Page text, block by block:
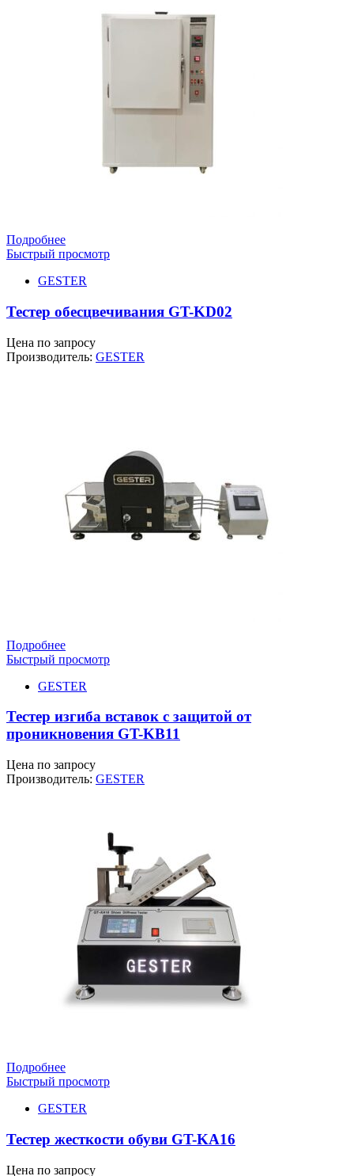
Подробнее
Быстрый просмотр
GESTER
Тестер обесцвечивания GT-KD02
Цена по запросу
Производитель: GESTER
Подробнее
Быстрый просмотр
GESTER
Тестер изгиба вставок с защитой от
проникновения GT-KB11
Цена по запросу
Производитель: GESTER
Подробнее
Быстрый просмотр
GESTER
Тестер жесткости обуви GT-KA16
Цена по запросу